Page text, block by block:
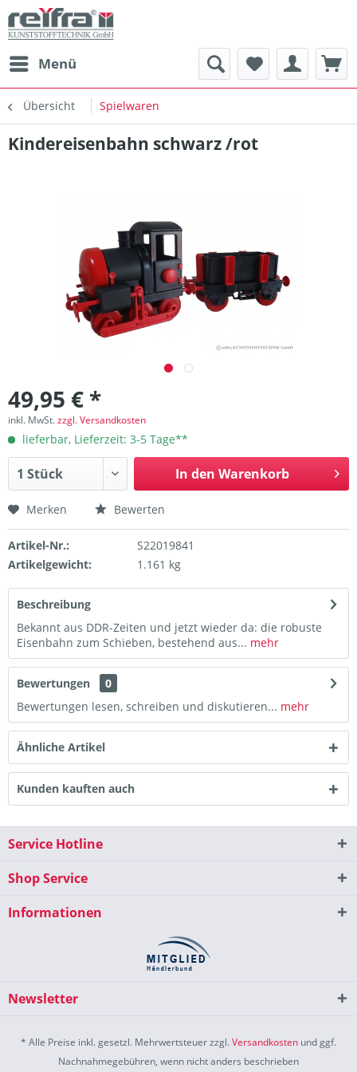
Menü
Übersicht Spielwaren
Kindereisenbahn schwarz /rot
49,95 € *
inkl. MwSt.zzgl. Versandkosten
lieferbar, Lieferzeit: 3-5 Tage**
In den Warenkorb
Merken Bewerten
Artikel-Nr.:
S22019841
Artikelgewicht:
1.161 kg
Beschreibung
Bekannt aus DDR-Zeiten und jetzt wieder da: die robuste
Eisenbahn zum Schieben, bestehend aus... mehr
Bewertungen
0
Bewertungen lesen, schreiben und diskutieren... mehr
Ähnliche Artikel
Kunden kauften auch
Service Hotline
Shop Service
Informationen
Newsletter
* Alle Preise inkl. gesetzl. Mehrwertsteuer zzgl.Versandkosten und ggf.
Nachnahmegebühren, wenn nicht anders beschrieben